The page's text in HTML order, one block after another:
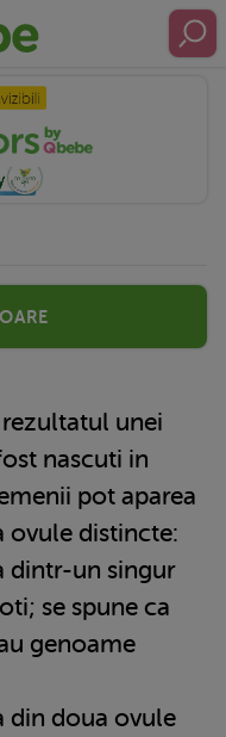
nascuti in
pot aparea
ovule distincte:
un singur
se spune ca
genoame
doua ovule